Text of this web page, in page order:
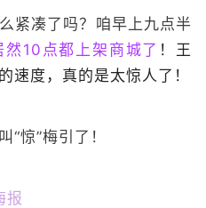
紧凑了吗？咱早上九点半
然10点都上架商城了 ！王
速度，真的是太惊人了！
惊”梅引了！
报